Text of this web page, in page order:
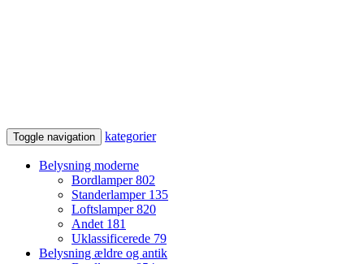
Toggle navigation kategorier
Belysning moderne
Bordlamper802
Standerlamper 135
Loftslamper820
Andet 181
Uklassificerede 79
Belysning ældre og antik